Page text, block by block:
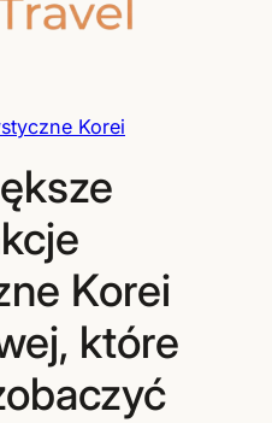
Korei
Korei
które